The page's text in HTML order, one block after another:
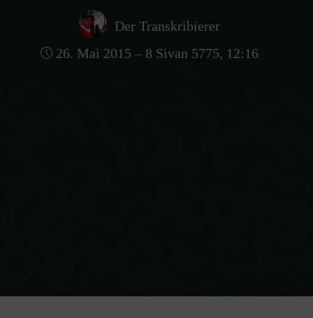
Der Transkribierer
26. Mai 2015 – 8 Sivan 5775, 12:16